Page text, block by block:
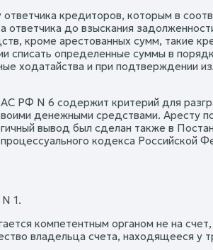
ответчика кредиторов, которым в
ответчика до взыскания
кроме арестованных сумм, такие
списать определенные суммы в
ходатайства и при подтверждении
РФ N 6 содержит критерий для
денежными средствами. Аресту
вывод был сделан также в
кодекса Российской
1.
компетентным органом не на
владельца счета, находящееся у